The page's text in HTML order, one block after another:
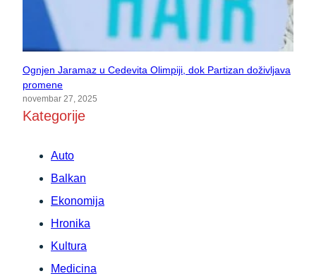
Ognjen Jaramaz u Cedevita Olimpiji, dok Partizan doživljava
promene
novembar 27, 2025
Kategorije
Auto
Balkan
Ekonomija
Hronika
Kultura
Medicina